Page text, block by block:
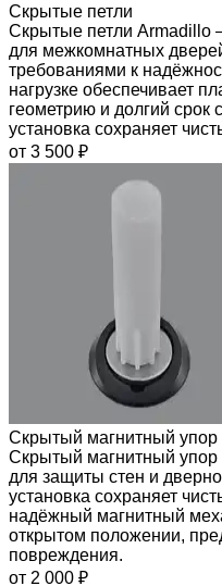
Скрытые петли
Скрытые петли
для межкомнатных
требованиями к
нагрузке обеспечивает
геометрию и долгий срок
установка сохраняет
от 3 500 ₽
Скрытый магнитный упор
Скрытый магнитный
для защиты стен и
установка сохраняет
надёжный магнитный
открытом положении,
повреждения.
от 2 000 ₽